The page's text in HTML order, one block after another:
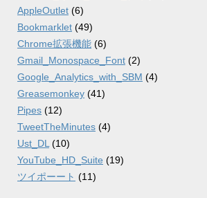
AppleOutlet (6)
Bookmarklet (49)
Chrome拡張機能 (6)
Gmail_Monospace_Font (2)
Google_Analytics_with_SBM (4)
Greasemonkey (41)
Pipes (12)
TweetTheMinutes (4)
Ust_DL (10)
YouTube_HD_Suite (19)
ツイポーート (11)